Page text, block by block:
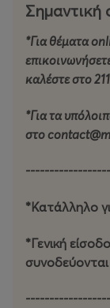
Σημαντική
*Για θέματα
καλέστε στο
*Για τα
στο
*Κατάλληλο
*Γενική